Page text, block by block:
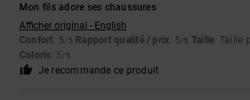
Mon fils adore ses chaussures
Afficher original - English
Confort: 5/5 Rapport qualité / prix: 5/5 Taille: Taille
Coloris: 5/5
Je recommande ce produit